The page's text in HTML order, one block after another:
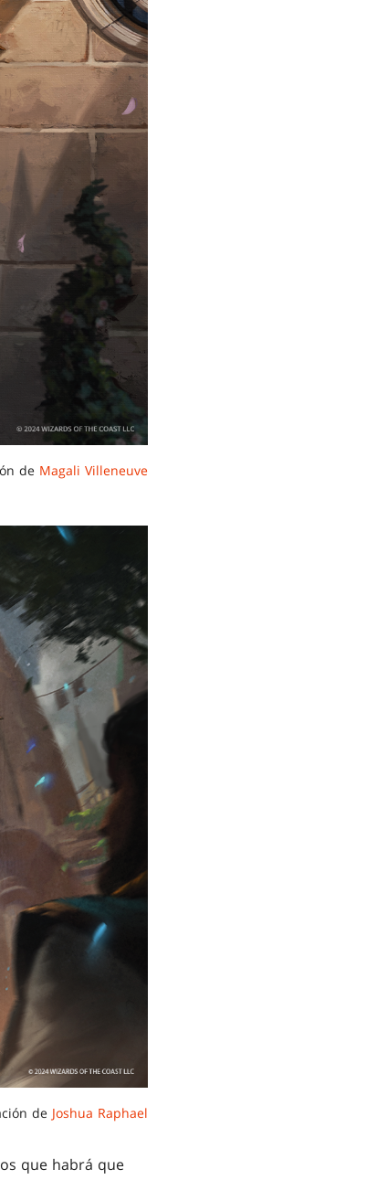
de Magali Villeneuve
de Joshua Raphael
que habrá que